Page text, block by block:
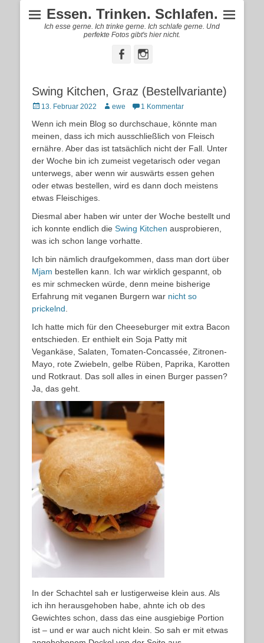
Essen. Trinken. Schlafen.
Ich esse gerne. Ich trinke gerne. Ich schlafe gerne. Und
perfekte Fotos gibt's hier nicht.
FacebookInstagram
Swing Kitchen, Graz (Bestellvariante)
Posted13. Februar 2022 Autorewe 1 Kommentar
Wenn ich mein Blog so durchschaue, könnte man
meinen, dass ich mich ausschließlich von Fleisch
ernähre. Aber das ist tatsächlich nicht der Fall. Unter
der Woche bin ich zumeist vegetarisch oder vegan
unterwegs, aber wenn wir auswärts essen gehen
oder etwas bestellen, wird es dann doch meistens
etwas Fleischiges.
Diesmal aber haben wir unter der Woche bestellt und
ich konnte endlich die Swing Kitchen ausprobieren,
was ich schon lange vorhatte.
Ich bin nämlich draufgekommen, dass man dort über
Mjam bestellen kann. Ich war wirklich gespannt, ob
es mir schmecken würde, denn meine bisherige
Erfahrung mit veganen Burgern war nicht so
prickelnd
Ich hatte mich für den Cheeseburger mit extra Bacon
entschieden. Er enthielt ein Soja Patty mit
Vegankäse, Salaten, Tomaten-Concassée, Zitronen-
Mayo, rote Zwiebeln, gelbe Rüben, Paprika, Karotten
und Rotkraut. Das soll alles in einen Burger passen?
Ja, das geht.
In der Schachtel sah er lustigerweise klein aus. Als
ich ihn herausgehoben habe, ahnte ich ob des
Gewichtes schon, dass das eine ausgiebige Portion
ist – und er war auch nicht klein. So sah er mit etwas